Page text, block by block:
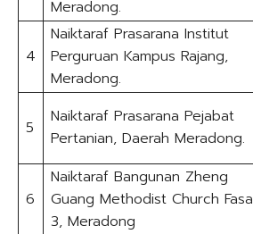
Meradong.
4
Naiktaraf Prasarana Institut
Perguruan Kampus Rajang,
Meradong.
5
Naiktaraf Prasarana Pejabat
Pertanian, Daerah Meradong.
6
Naiktaraf Bangunan Zheng
Guang Methodist Church Fasa
3, Meradong